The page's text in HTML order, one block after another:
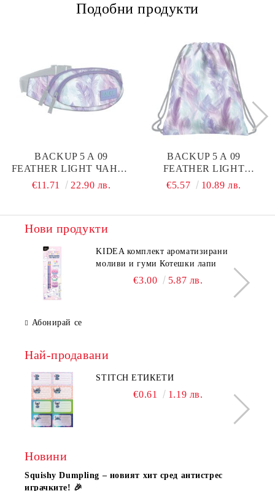
Подобни продукти
BACKUP 5 A 09
FEATHER LIGHT ЧАНТА
ЗА КРЪСТА
€11.71 22.90 лв.
BACKUP 5 A 09
FEATHER LIGHT
СПОРТНА ТОРБА
€5.57 10.89 лв.
Нови продукти
KIDEA комплект ароматизирани
моливи и гуми Котешки лапи
€3.00 5.87 лв.
Абонирай се
Най-продавани
STITCH ЕТИКЕТИ
€0.61 1.19 лв.
Новини
Squishy Dumpling – новият хит сред антистрес
играчките! 🎉